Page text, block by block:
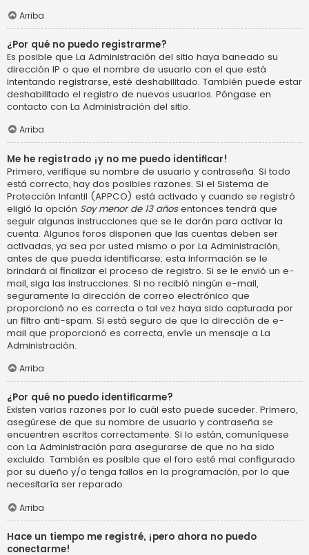
Arriba
¿Por qué no puedo registrarme?
Es posible que La Administración del sitio haya baneado su
dirección IP o que el nombre de usuario con el que está
intentando registrarse, esté deshabilitado. También puede estar
deshabilitado el registro de nuevos usuarios. Póngase en
contacto con La Administración del sitio.
Arriba
Me he registrado ¡y no me puedo identificar!
Primero, verifique su nombre de usuario y contraseña. Si todo
está correcto, hay dos posibles razones. Si el Sistema de
Protección Infantil (APPCO) está activado y cuando se registró
eligió la opción Soy menor de 13 añosentonces tendrá que
seguir algunas instrucciones que se le darán para activar la
cuenta. Algunos foros disponen que las cuentas deben ser
activadas, ya sea por usted mismo o por La Administración,
antes de que pueda identificarse; esta información se le
brindará al finalizar el proceso de registro. Si se le envió un e-
mail, siga las instrucciones. Si no recibió ningún e-mail,
seguramente la dirección de correo electrónico que
proporcionó no es correcta o tal vez haya sido capturada por
un filtro anti-spam. Si está seguro de que la dirección de e-
mail que proporcionó es correcta, envíe un mensaje a La
Administración.
Arriba
¿Por qué no puedo identificarme?
Existen varias razones por lo cuál esto puede suceder. Primero,
asegúrese de que su nombre de usuario y contraseña se
encuentren escritos correctamente. Si lo están, comuníquese
con La Administración para asegurarse de que no ha sido
excluido. También es posible que el foro esté mal configurado
por su dueño y/o tenga fallos en la programación, por lo que
necesitaría ser reparado.
Arriba
Hace un tiempo me registré, ¡pero ahora no puedo
conectarme!